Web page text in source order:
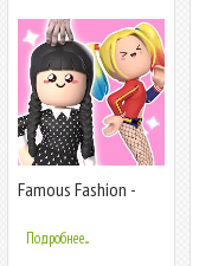
Famous Fashion -
Подробнее...